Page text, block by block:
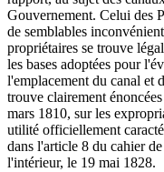
Gouvernement. Celui des
de semblables
propriétaires se trouve
les bases adoptées pour
l'emplacement du canal et
trouve clairement
mars 1810, sur les
utilité officiellement
dans l'article 8 du cahier
l'intérieur, le 19 mai 1828.